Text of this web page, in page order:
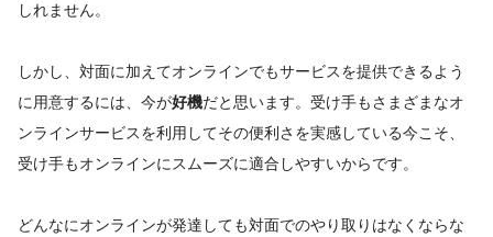
しれません。
しかし、対面に加えてオンラインでもサービスを提供できるよう
に用意するには、今が好機だと思います。受け手もさまざまなオ
ンラインサービスを利用してその便利さを実感している今こそ、
受け手もオンラインにスムーズに適合しやすいからです。
どんなにオンラインが発達しても対面でのやり取りはなくならな